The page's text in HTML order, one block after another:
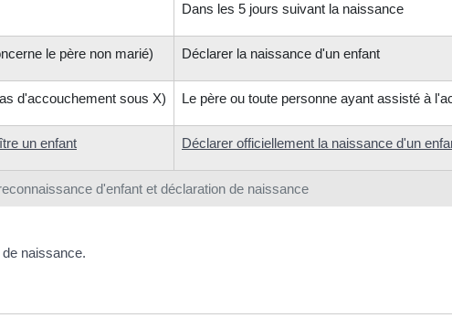
d'enfant et déclaration de naissance
Dans les 5 jours suivant la naissance
le père non marié) Déclarer la naissance d'un enfant
d'accouchement sous X) Le père ou toute personne ayant assisté à
un enfant Déclarer officiellement la naissance d'un
naissance.